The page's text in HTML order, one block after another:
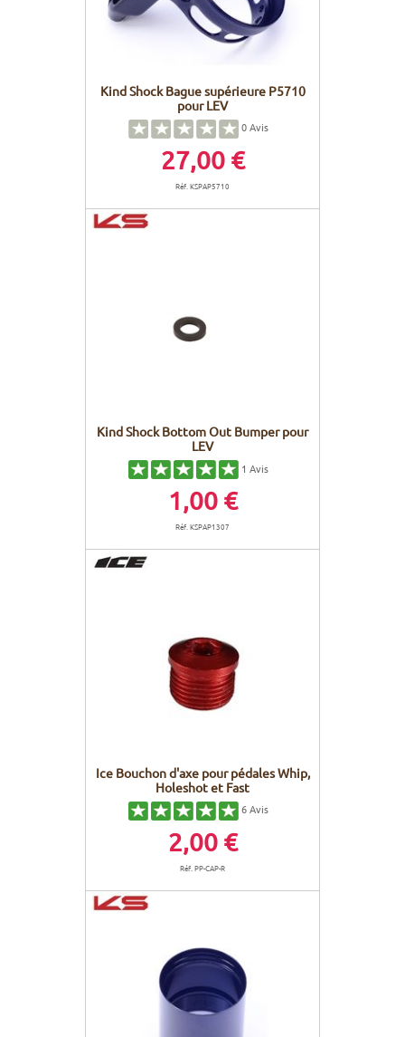
Kind Shock Bague supérieure P5710
pour LEV
0Avis
27,00 €
Réf. KSPAP5710
Kind Shock Bottom Out Bumper pour
LEV
1 Avis
1,00 €
Réf. KSPAP1307
Ice Bouchon d'axe pour pédales Whip,
Holeshot et Fast
6Avis
2,00 €
Réf. PP-CAP-R